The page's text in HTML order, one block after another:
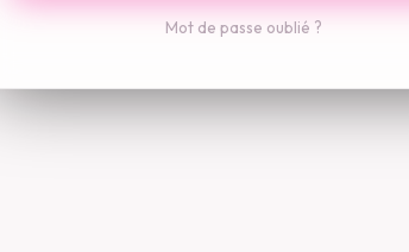
Mot de passe oublié ?